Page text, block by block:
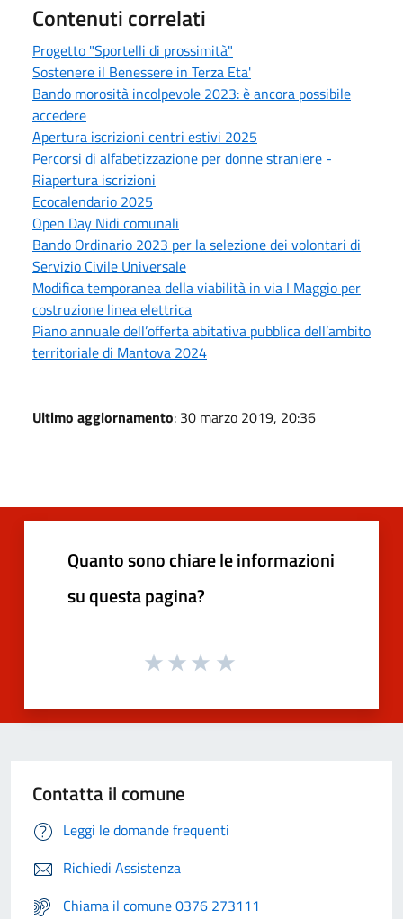
Contenuti correlati
Progetto "Sportelli di prossimità"
Sostenere il Benessere in Terza Eta'
Bando morosità incolpevole 2023: è ancora possibile
accedere
Apertura iscrizioni centri estivi 2025
Percorsi di alfabetizzazione per donne straniere -
Riapertura iscrizioni
Ecocalendario 2025
Open Day Nidi comunali
Bando Ordinario 2023 per la selezione dei volontari di
Servizio Civile Universale
Modifica temporanea della viabilità in via I Maggio per
costruzione linea elettrica
Piano annuale dell’offerta abitativa pubblica dell’ambito
territoriale di Mantova 2024
Ultimo aggiornamento: 30 marzo 2019, 20:36
Quanto sono chiare le informazioni
su questa pagina?
Contatta il comune
Leggi le domande frequenti
Richiedi Assistenza
Chiama il comune 0376 273111